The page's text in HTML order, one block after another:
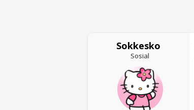
Sokkesko
Sosial